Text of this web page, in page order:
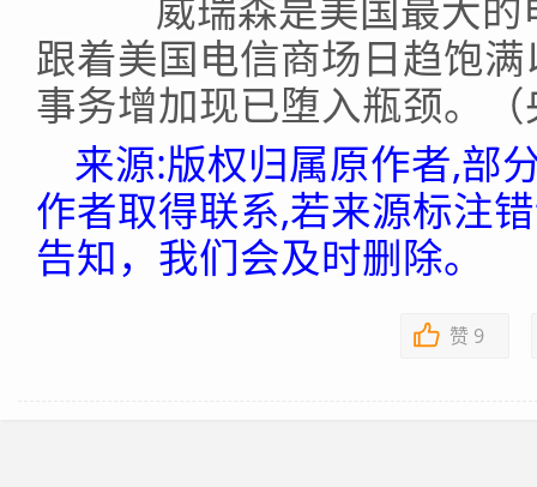
跟着美国电信商场日趋饱
事务增加现已堕入瓶颈。
来源:版权归属原作者,部
作者取得联系,若来源标注
告知，我们会及时删除。
赞 9